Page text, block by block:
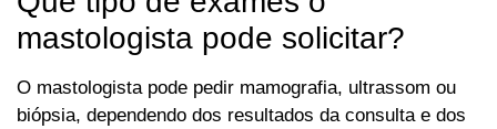
mastologista pode solicitar?
O mastologista pode pedir mamografia, ultrassom ou
biópsia, dependendo dos resultados da consulta e dos